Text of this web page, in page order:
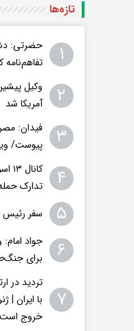
تازه‌ها
۱
حضرتی:
تفاهم‌نامه
۲
وکیل
آمریکا شد
۳
فیدان:
پیوست/
۴
تدارک
۵ سفر رئیس
۶
جواد امام:
برای
۷
تردید در
با ایران |
خروج است